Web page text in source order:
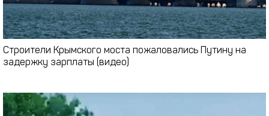
Строители Крымского моста пожаловались Путину на
задержку зарплаты (видео)